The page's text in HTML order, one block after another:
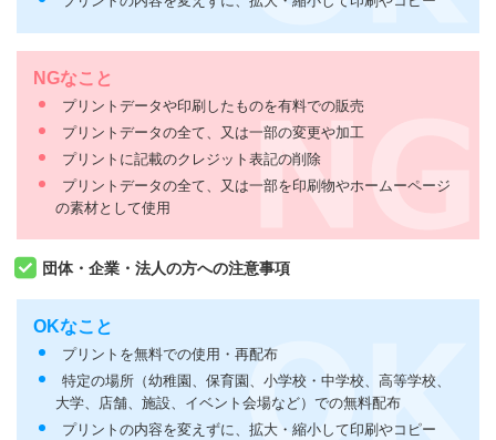
NGなこと
プリントデータや印刷したものを有料での販売
プリントデータの全て、又は一部の変更や加工
プリントに記載のクレジット表記の削除
プリントデータの全て、又は一部を印刷物やホームーページ
の素材として使用
団体・企業・法人の方への注意事項
OKなこと
プリントを無料での使用・再配布
特定の場所（幼稚園、保育園、小学校・中学校、高等学校、
大学、店舗、施設、イベント会場など）での無料配布
プリントの内容を変えずに、拡大・縮小して印刷やコピー